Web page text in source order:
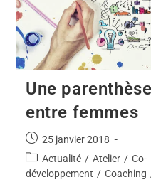
Une
entre femmes
25 janvier 2018
Actualité / Atelier / Co-
développement / Coaching